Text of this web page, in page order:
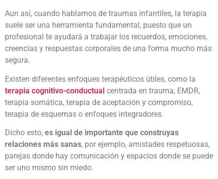
Aun así, cuando hablamos de traumas infantiles, la terapia
suele ser una herramienta fundamental, puesto que un
profesional te ayudará a trabajar los recuerdos, emociones,
creencias y respuestas corporales de una forma mucho más
segura.
Existen diferentes enfoques terapéuticos útiles, como la
terapia cognitivo-conductual centrada en trauma, EMDR,
terapia somática, terapia de aceptación y compromiso,
terapia de esquemas o enfoques integradores.
Dicho esto, es igual de importante que construyas
relaciones más sanas, por ejemplo, amistades respetuosas,
parejas donde hay comunicación y espacios donde se puede
ser uno mismo sin miedo.